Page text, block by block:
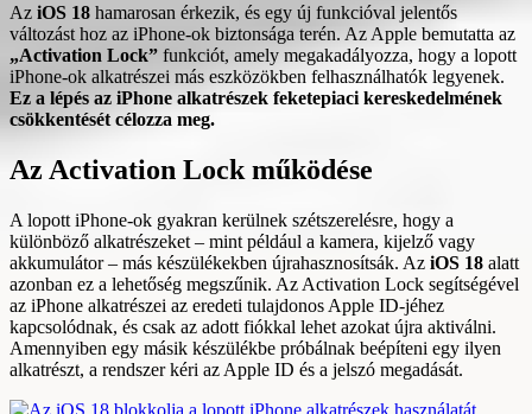
Az iOS 18 hamarosan érkezik, és egy új funkcióval jelentős
változást hoz az iPhone-ok biztonsága terén. Az Apple bemutatta az
„Activation Lock” funkciót, amely megakadályozza, hogy a lopott
iPhone-ok alkatrészei más eszközökben felhasználhatók legyenek.
Ez a lépés az iPhone alkatrészek feketepiaci kereskedelmének
csökkentését célozza meg.
Az Activation Lock működése
A lopott iPhone-ok gyakran kerülnek szétszerelésre, hogy a
különböző alkatrészeket – mint például a kamera, kijelző vagy
akkumulátor – más készülékekben újrahasznosítsák. Az iOS 18 alatt
azonban ez a lehetőség megszűnik. Az Activation Lock segítségével
az iPhone alkatrészei az eredeti tulajdonos Apple ID-jéhez
kapcsolódnak, és csak az adott fiókkal lehet azokat újra aktiválni.
Amennyiben egy másik készülékbe próbálnak beépíteni egy ilyen
alkatrészt, a rendszer kéri az Apple ID és a jelszó megadását.